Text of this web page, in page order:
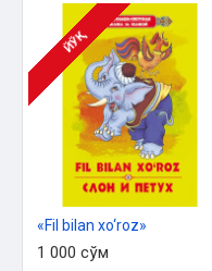
ЙЎҚ
«Fil bilan xo‘roz»‎
1 000 сўм